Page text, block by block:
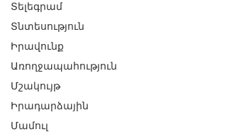
Տելեգրամ
Տնտեսություն
Իրավունք
Առողջապահություն
Մշակույթ
Իրադարձային
Մամուլ